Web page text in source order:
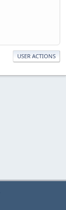
USER ACTIONS